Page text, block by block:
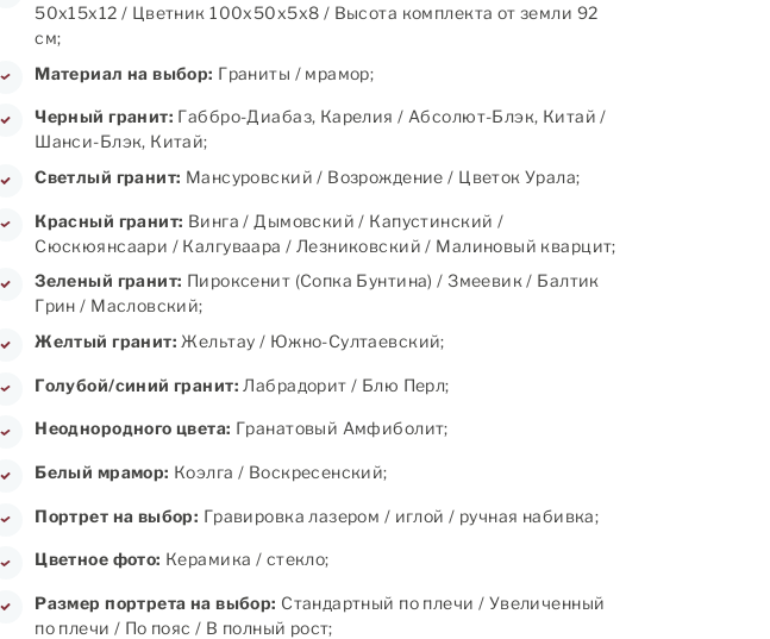
50х15х12 / Цветник 100х50х5х8 / Высота комплекта от земли 92
см;
Материал на выбор: Граниты / мрамор;
Черный гранит: Габбро-Диабаз, Карелия / Абсолют-Блэк, Китай /
Шанси-Блэк, Китай;
Светлый гранит: Мансуровский / Возрождение / Цветок Урала;
Красный гранит: Винга / Дымовский / Капустинский /
Сюскюянсаари / Калгуваара / Лезниковский / Малиновый кварцит;
Зеленый гранит: Пироксенит (Сопка Бунтина) / Змеевик / Балтик
Грин / Масловский;
Желтый гранит: Жельтау / Южно-Султаевский;
Голубой/синий гранит: Лабрадорит / Блю Перл;
Неоднородного цвета: Гранатовый Амфиболит;
Белый мрамор: Коэлга / Воскресенский;
Портрет на выбор: Гравировка лазером / иглой / ручная набивка;
Цветное фото: Керамика / стекло;
Размер портрета на выбор: Стандартный по плечи / Увеличенный
по плечи / По пояс / В полный рост;